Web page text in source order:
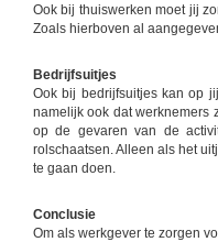
Ook bij thuiswerken moet jij
Zoals hierboven al
Bedrijfsuitjes
Ook bij bedrijfsuitjes kan op
namelijk ook dat werknemers
op de gevaren van de
rolschaatsen. Alleen als het
te gaan doen.
Conclusie
Om als werkgever te zorgen